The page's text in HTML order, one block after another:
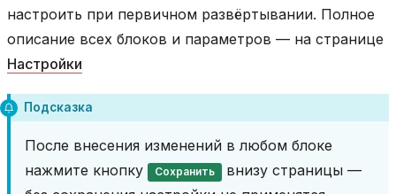
настроить при первичном развёртывании. Полное
описание всех блоков и параметров — на странице
Настройки
Подсказка
После внесения изменений в любом блоке
нажмите кнопку
Сохранить внизу страницы —